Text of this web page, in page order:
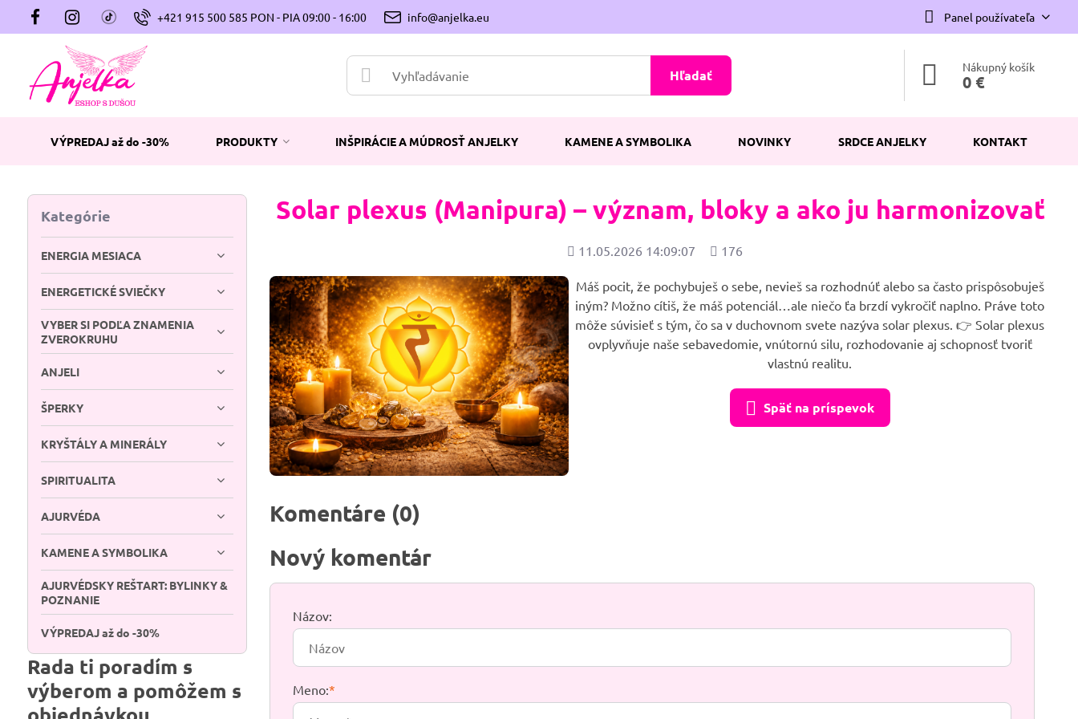
+421 915 500 585 PON - PIA 09:00 - 16:00 info@anjelka.eu Panel používateľa
Hľadať Nákupný košík
0 €
VÝPREDAJ až do -30% PRODUKTY INŠPIRÁCIE A MÚDROSŤ ANJELKY KAMENE A SYMBOLIKA NOVINKY SRDCE ANJELKY KONTAKT
Solar plexus (Manipura) – význam, bloky a ako ju harmonizovať
Pridané
11.05.2026 14:09:07
Počet
176
Máš pocit, že pochybuješ o sebe, nevieš sa rozhodnúť alebo sa často prispôsobuješ
iným? Možno cítiš, že máš potenciál…ale niečo ťa brzdí vykročiť naplno. Práve toto
môže súvisieť s tým, čo sa v duchovnom svete nazýva solar plexus. 👉 Solar plexus
ovplyvňuje naše sebavedomie, vnútornú silu, rozhodovanie aj schopnosť tvoriť
vlastnú realitu.
Späť na príspevok
Komentáre (0)
Nový komentár
Názov:
Meno:*
Kategórie
ENERGIA MESIACA
ENERGETICKÉ SVIEČKY
VYBER SI PODĽA ZNAMENIA
ZVEROKRUHU
ANJELI
ŠPERKY
KRYŠTÁLY A MINERÁLY
SPIRITUALITA
AJURVÉDA
KAMENE A SYMBOLIKA
AJURVÉDSKY REŠTART: BYLINKY &
POZNANIE
VÝPREDAJ až do -30%
Rada ti poradím s
výberom a pomôžem s